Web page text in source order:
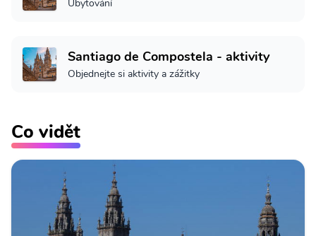
Ubytování
Santiago de Compostela - aktivity
Objednejte si aktivity a zážitky
Co vidět